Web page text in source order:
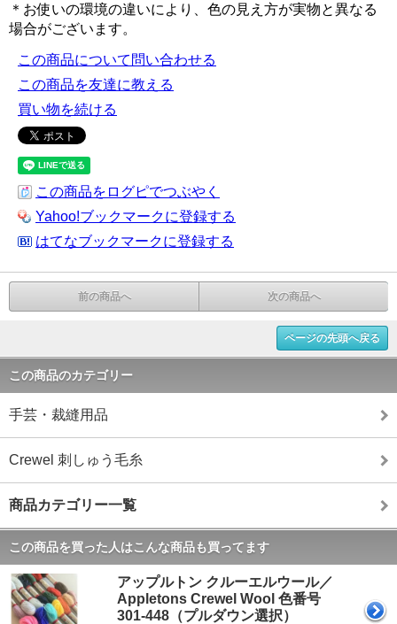
＊お使いの環境の違いにより、色の見え方が実物と異なる
場合がございます。
この商品について問い合わせる
この商品を友達に教える
買い物を続ける
この商品をログピでつぶやく
Yahoo!ブックマークに登録する
はてなブックマークに登録する
前の商品へ 次の商品へ
ページの先頭へ戻る
この商品のカテゴリー
手芸・裁縫用品
Crewel 刺しゅう毛糸
商品カテゴリー一覧
この商品を買った人はこんな商品も買ってます
アップルトン クルーエルウール／
Appletons Crewel Wool 色番号
301-448（プルダウン選択）